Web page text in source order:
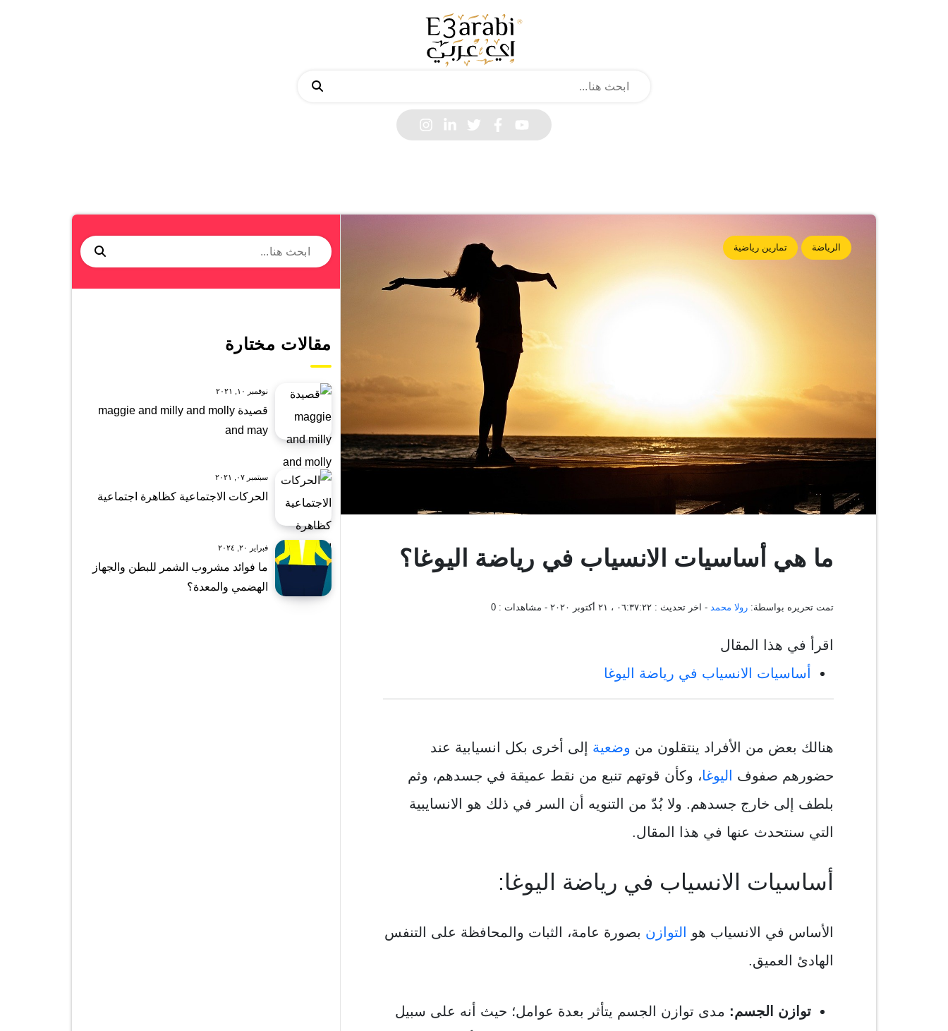
الرياضة تمارين رياضية
ما هي أساسيات الانسياب في رياضة اليوغا؟
تمت تحريره بواسطة: رولا محمد - اخر تحديث : ٠٦:٣٧:٢٢ ، ٢١ أكتوبر ٢٠٢٠ - مشاهدات : 0
اقرأ في هذا المقال
أساسيات الانسياب في رياضة اليوغا
هنالك بعض من الأفراد ينتقلون من وضعية إلى أخرى بكل انسيابية عند
حضورهم صفوف
اليوغا، وكأن قوتهم تنبع من نقط عميقة في جسدهم، وثم
بلطف إلى خارج جسدهم. ولا بُدّ من التنويه أن السر في ذلك هو الانسايبية
التي سنتحدث عنها في هذا المقال.
أساسيات الانسياب في رياضة اليوغا:
الأساس في الانسياب هو التوازن بصورة عامة، الثبات والمحافظة على التنفس
الهادئ العميق.
توازن الجسم: مدى توازن الجسم يتأثر بعدة عوامل؛ حيث أنه على سبيل
مقالات مختارة
نوفمبر ١٠, ٢٠٢١
قصيدة maggie and milly and molly
and may
سبتمبر ٠٧, ٢٠٢١
الحركات الاجتماعية كظاهرة اجتماعية
فبراير ٢٠, ٢٠٢٤
ما فوائد مشروب الشمر للبطن والجهاز
الهضمي والمعدة؟